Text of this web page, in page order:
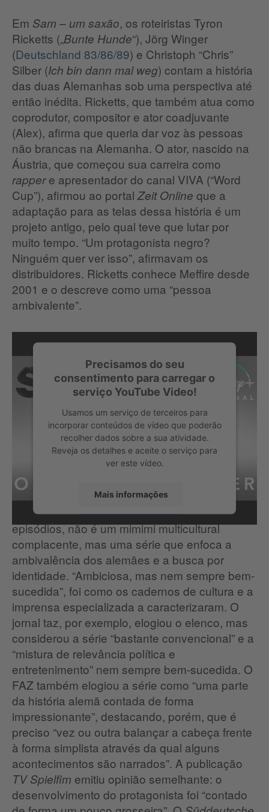
Em Sam – um saxão, os roteiristas Tyron
Ricketts („Bunte Hunde“), Jörg Winger
(Deutschland 83/86/89) e Christoph “Chris”
Silber (Ich bin dann mal weg) contam a história
das duas Alemanhas sob uma perspectiva até
então inédita. Ricketts, que também atua como
coprodutor, compositor e ator coadjuvante
(Alex), afirma que queria dar voz às pessoas
não brancas na Alemanha. O ator, nascido na
Áustria, que começou sua carreira como
rappere apresentador do canal VIVA (“Word
Cup”), afirmou ao portal Zeit Online que a
adaptação para as telas dessa história é um
projeto antigo, pelo qual teve que lutar por
muito tempo. “Um protagonista negro?
Ninguém quer ver isso”, afirmavam os
distribuidores. Ricketts conhece Meffire desde
2001 e o descreve como uma “pessoa
ambivalente”.
Precisamos do seu
consentimento para carregar o
serviço YouTube Video!
Usamos um serviço de terceiros para
incorporar conteúdos de vídeo que poderão
recolher dados sobre a sua atividade.
Reveja os detalhes e aceite o serviço para
ver este vídeo.
Mais informações
Aceitar
Essa ambivalência foi captada pelos roteiristas
Sam – um saxão, que, com seus sete
episódios, não é um mimimi multicultural
complacente, mas uma série que enfoca a
ambivalência dos alemães e a busca por
identidade. “Ambiciosa, mas nem sempre bem-
sucedida”, foi como os cadernos de cultura e a
imprensa especializada a caracterizaram. O
jornal taz, por exemplo, elogiou o elenco, mas
considerou a série “bastante convencional” e a
“mistura de relevância política e
entretenimento” nem sempre bem-sucedida. O
FAZ também elogiou a série como “uma parte
da história alemã contada de forma
impressionante”, destacando, porém, que é
preciso “vez ou outra balançar a cabeça frente
à forma simplista através da qual alguns
acontecimentos são narrados”. A publicação
TV Spielfim emitiu opinião semelhante: o
desenvolvimento do protagonista foi “contado